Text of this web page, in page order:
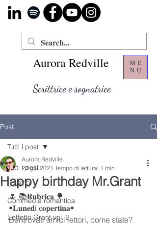
ME
NU
Scrittrice e sognatrice
Aurora Redville
Post
Tutti i post
LGBTQ
Commedia romantica
L’effetto Grant vol. 2
Tutti i post
Happy birthday Mr.Grant
Aurora Redville
28 giu 2021 Tempo di lettura: 1 min
🌷 📚𝐑𝐮𝐛𝐫𝐢𝐜𝐚 🌳
•𝐋𝐮𝐧𝐞𝐝ì 𝐜𝐨𝐩𝐞𝐫𝐭𝐢𝐧𝐚•
Bentrovati amici lettori, come state?